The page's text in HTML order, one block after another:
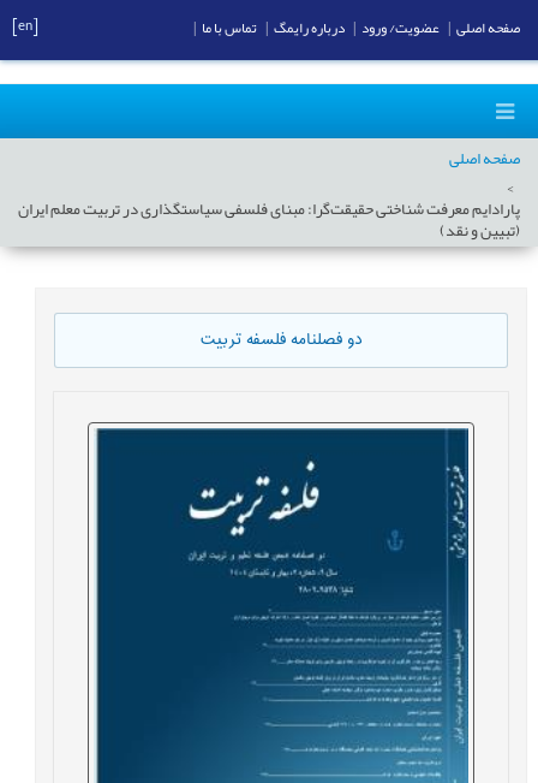
صفحه اصلی
پارادایم معرفت‏ شناختی حقیقت‏‌گرا: مبنای فلسفی سیاست‏گذاری در تربیت معلم ایران
(تبیین و نقد)
دو فصلنامه فلسفه تربیت
صفحه اصلی عضویت/ ورود درباره رایمگ تماس با ما